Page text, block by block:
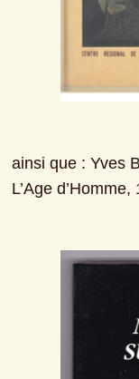
ainsi que : Yves
L’Age